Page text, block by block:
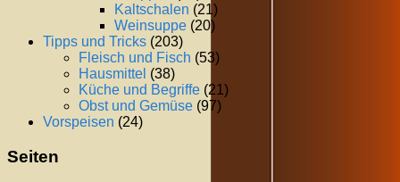
Kaltschalen (21)
Weinsuppe (20)
Tipps und Tricks (203)
Fleisch und Fisch (53)
Hausmittel (38)
Küche und Begriffe (21)
Obst und Gemüse (97)
Vorspeisen (24)
Seiten